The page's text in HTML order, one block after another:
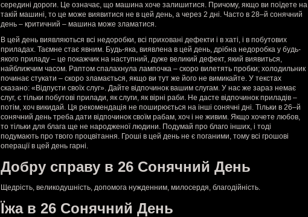
середині дороги. Це означає, що машина хоче залишитися. Причому, якщо ви поїдете на
такій машині, то це може виявитися не в цей день, а через 2 дні. Часто в 28–й сонячний
день – критичний – машина може зламатися.
В цей день виявляються всі недоробки, всі приховані дефекти і в хаті, і в побутових
приладах. Таємне стає явним. Будь-яка, виявлена в цей день, дрібна недоробка у будь-
якого приладу – це покажчик на наступний, дуже великий дефект, який виявиться,
найближчим часом. Раптом спалахнула лампочка – скоро вилетять пробки; холодильник
починає стукати – скоро зламається, якщо ви тут же його не вимикайте. У текстах
сказано: «Відпусти своїх слуг». Дайте відпочинок вашим слугам. У нас же зараз немає
слуг, є тільки побутові прилади, як слуги, як вірні раби. Не дасте відпочинок приладів –
потім, хоч викидай. Ця рекомендація не поширюється на інші сонячні дні. Тільки в 26–й
сонячний день треба дати відпочинок своїм рабам, хоч і не живим. Якщо хочете любов,
то тільки для блага ще не народженої людини. Подумай про благо інших, і тоді
подумають про твого процвітання. Гроші в цей день не є поганими, тому всі грошові
операції в цей день гарні.
Добру справу в 26 Сонячний День
Щедрість, великодушність, допомога нужденним, милосердя, благодійність.
Їжа в 26 Сонячний День